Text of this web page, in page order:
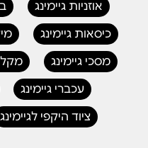
אוזניות גיימינג
כיסאות גיימינג
מסכי גיימינג
עכברי גיימינג
ציוד היקפי לגיימינג